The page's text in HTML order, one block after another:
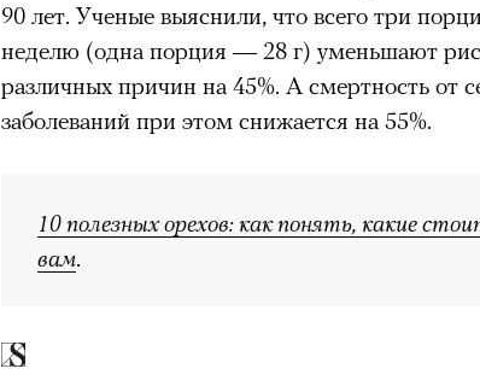
90 лет. Ученые выяснили, что всего три
неделю (одна порция — 28 г) уменьшают
различных причин на 45%. А смертность от
заболеваний при этом снижается на 55%.
10 полезных орехов: как понять, какие
вам.